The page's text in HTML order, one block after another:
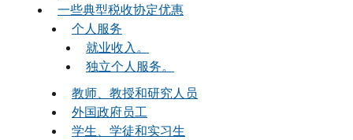
一些典型税收协定优惠
个人服务
就业收入。
独立个人服务。
教师、教授和研究人员
外国政府员工
学生、学徒和实习生